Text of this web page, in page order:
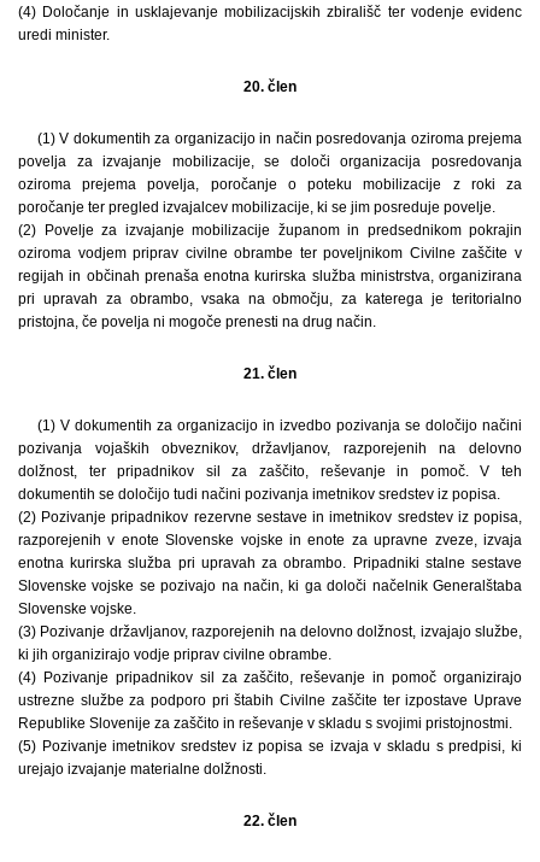
(4) Določanje in usklajevanje mobilizacijskih zbirališč ter vodenje evidenc
uredi minister.
20. člen
(1) V dokumentih za organizacijo in način posredovanja oziroma prejema
povelja za izvajanje mobilizacije, se določi organizacija posredovanja
oziroma prejema povelja, poročanje o poteku mobilizacije z roki za
poročanje ter pregled izvajalcev mobilizacije, ki se jim posreduje povelje.
(2) Povelje za izvajanje mobilizacije županom in predsednikom pokrajin
oziroma vodjem priprav civilne obrambe ter poveljnikom Civilne zaščite v
regijah in občinah prenaša enotna kurirska služba ministrstva, organizirana
pri upravah za obrambo, vsaka na območju, za katerega je teritorialno
pristojna, če povelja ni mogoče prenesti na drug način.
21. člen
(1) V dokumentih za organizacijo in izvedbo pozivanja se določijo načini
pozivanja vojaških obveznikov, državljanov, razporejenih na delovno
dolžnost, ter pripadnikov sil za zaščito, reševanje in pomoč. V teh
dokumentih se določijo tudi načini pozivanja imetnikov sredstev iz popisa.
(2) Pozivanje pripadnikov rezervne sestave in imetnikov sredstev iz popisa,
razporejenih v enote Slovenske vojske in enote za upravne zveze, izvaja
enotna kurirska služba pri upravah za obrambo. Pripadniki stalne sestave
Slovenske vojske se pozivajo na način, ki ga določi načelnik Generalštaba
Slovenske vojske.
(3) Pozivanje državljanov, razporejenih na delovno dolžnost, izvajajo službe,
ki jih organizirajo vodje priprav civilne obrambe.
(4) Pozivanje pripadnikov sil za zaščito, reševanje in pomoč organizirajo
ustrezne službe za podporo pri štabih Civilne zaščite ter izpostave Uprave
Republike Slovenije za zaščito in reševanje v skladu s svojimi pristojnostmi.
(5) Pozivanje imetnikov sredstev iz popisa se izvaja v skladu s predpisi, ki
urejajo izvajanje materialne dolžnosti.
22. člen